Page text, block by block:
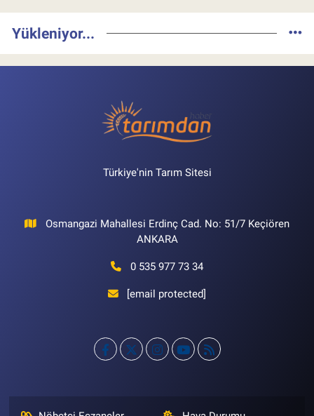
Yükleniyor...
Türkiye'nin Tarım Sitesi
Osmangazi Mahallesi Erdinç Cad. No: 51/7 Keçiören
ANKARA
0 535 977 73 34
[email protected]